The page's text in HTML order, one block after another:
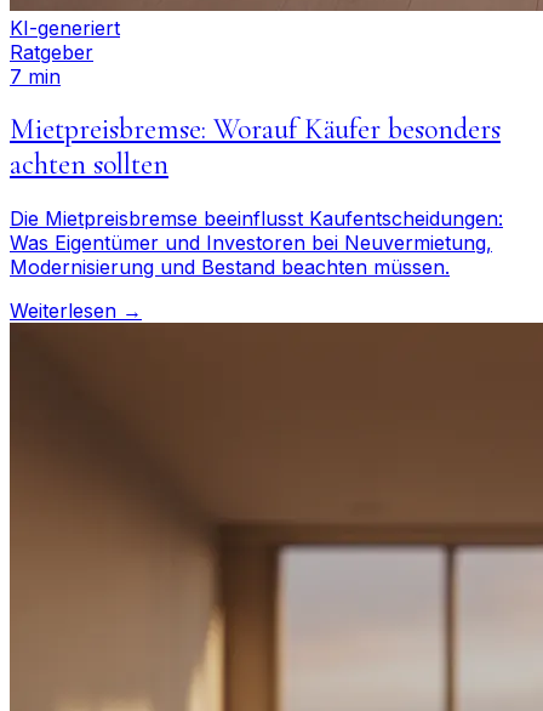
KI-generiert
Ratgeber
7 min
Mietpreisbremse: Worauf Käufer besonders
achten sollten
Die Mietpreisbremse beeinflusst Kaufentscheidungen:
Was Eigentümer und Investoren bei Neuvermietung,
Modernisierung und Bestand beachten müssen.
Weiterlesen →